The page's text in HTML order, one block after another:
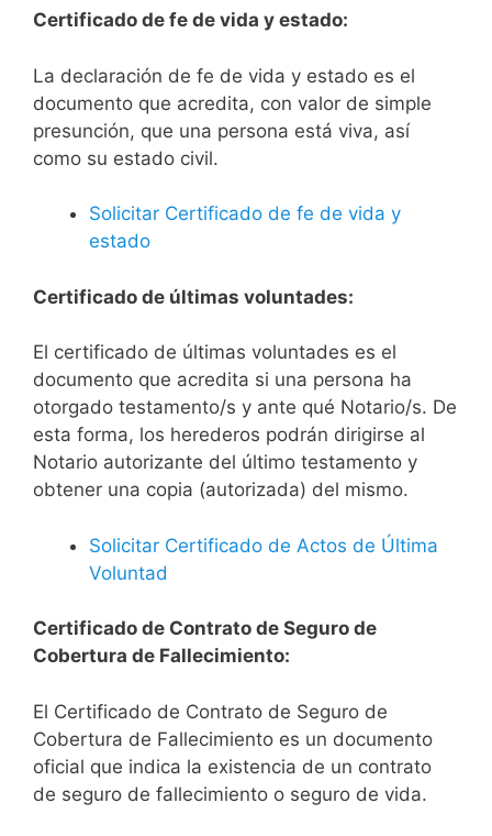
Certificado de fe de vida y estado:
La declaración de fe de vida y estado es el
documento que acredita, con valor de simple
presunción, que una persona está viva, así
como su estado civil.
Solicitar Certificado de fe de vida y
estado
Certificado de últimas voluntades:
El certificado de últimas voluntades es el
documento que acredita si una persona ha
otorgado testamento/s y ante qué Notario/s. De
esta forma, los herederos podrán dirigirse al
Notario autorizante del último testamento y
obtener una copia (autorizada) del mismo.
Solicitar Certificado de Actos de Última
Voluntad
Certificado de Contrato de Seguro de
Cobertura de Fallecimiento:
El Certificado de Contrato de Seguro de
Cobertura de Fallecimiento es un documento
oficial que indica la existencia de un contrato
de seguro de fallecimiento o seguro de vida.